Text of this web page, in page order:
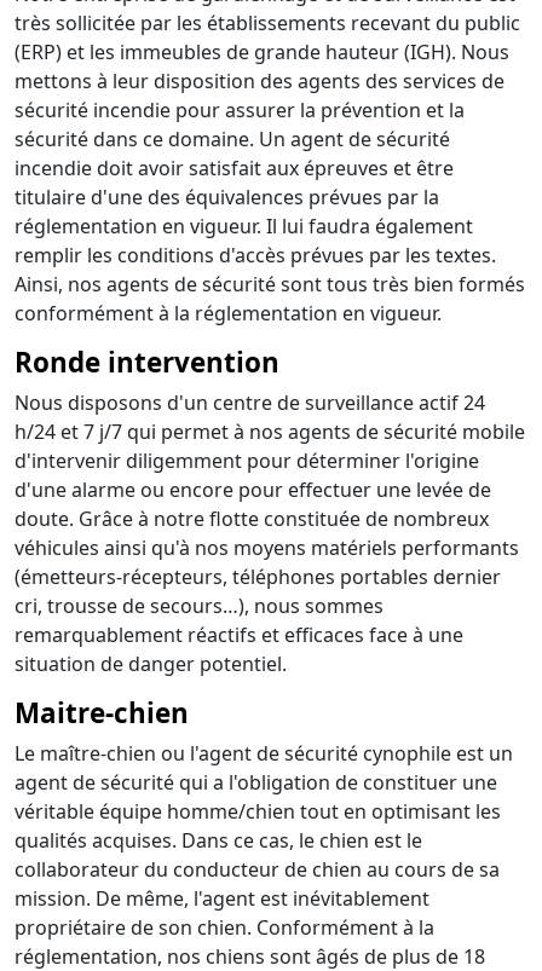
très sollicitée par les établissements recevant du public
(ERP) et les immeubles de grande hauteur (IGH). Nous
mettons à leur disposition des agents des services de
sécurité incendie pour assurer la prévention et la
sécurité dans ce domaine. Un agent de sécurité
incendie doit avoir satisfait aux épreuves et être
titulaire d'une des équivalences prévues par la
réglementation en vigueur. Il lui faudra également
remplir les conditions d'accès prévues par les textes.
Ainsi, nos agents de sécurité sont tous très bien formés
conformément à la réglementation en vigueur.
Ronde intervention
Nous disposons d'un centre de surveillance actif 24
h/24 et 7 j/7 qui permet à nos agents de sécurité mobile
d'intervenir diligemment pour déterminer l'origine
d'une alarme ou encore pour effectuer une levée de
doute. Grâce à notre flotte constituée de nombreux
véhicules ainsi qu'à nos moyens matériels performants
(émetteurs-récepteurs, téléphones portables dernier
cri, trousse de secours…), nous sommes
remarquablement réactifs et efficaces face à une
situation de danger potentiel.
Maitre-chien
Le maître-chien ou l'agent de sécurité cynophile est un
agent de sécurité qui a l'obligation de constituer une
véritable équipe homme/chien tout en optimisant les
qualités acquises. Dans ce cas, le chien est le
collaborateur du conducteur de chien au cours de sa
mission. De même, l'agent est inévitablement
propriétaire de son chien. Conformément à la
réglementation, nos chiens sont âgés de plus de 18